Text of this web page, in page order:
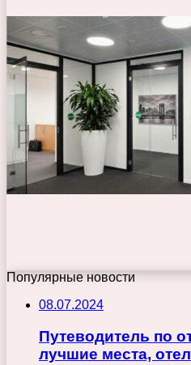
Популярные новости
08.07.2024
Путеводитель по
лучшие места,